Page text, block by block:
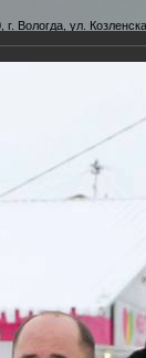
г. Вологда, ул.
www.duma-